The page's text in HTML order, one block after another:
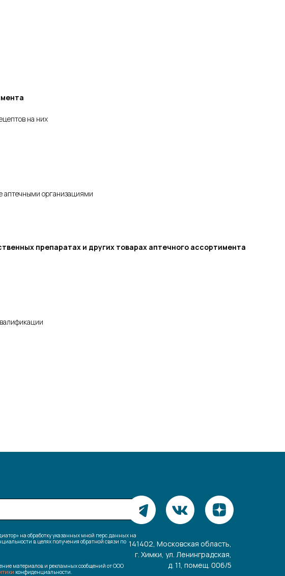
на них
аптечными организациями
препаратах и других товарах аптечного ассортимента
на обработку указанных мной перс.данных на
в целях получения обратной связи по
материалов и рекламных сообщений от ООО
конфиденциальности.
141402, Московская область,
г. Химки, ул. Ленинградская,
д. 11, помещ. 006/5